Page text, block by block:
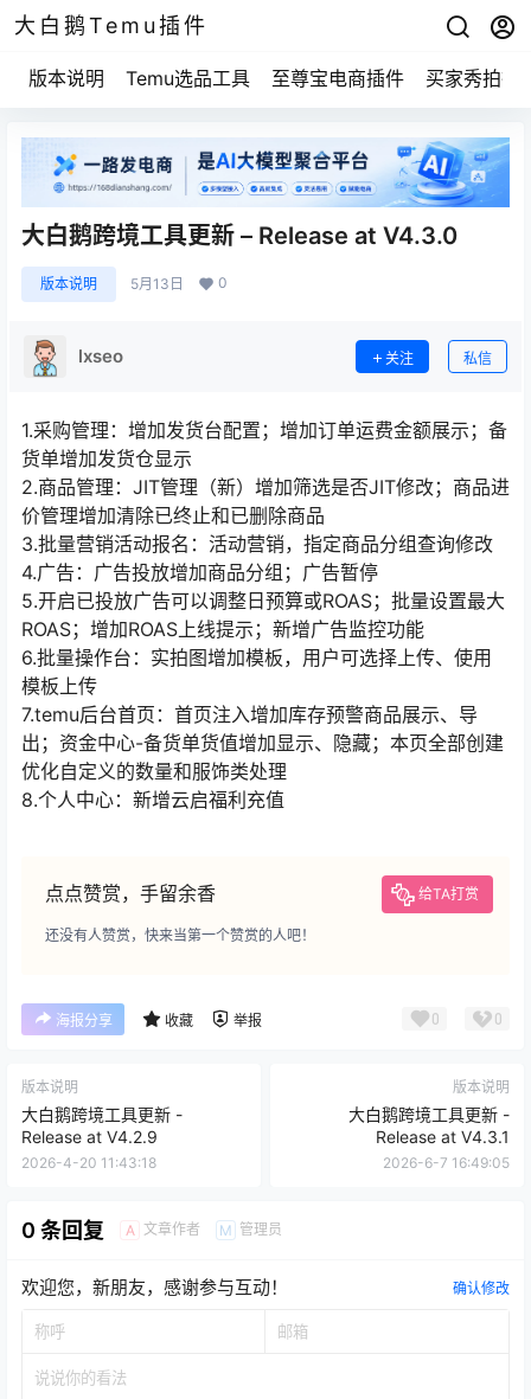
大白鹅Temu插件
版本说明 Temu选品工具 至尊宝电商插件 买家秀拍摄
大白鹅跨境工具更新 – Release at V4.3.0
版本说明 5月13日 0
lxseo 关注 私信
1.采购管理：增加发货台配置；增加订单运费金额展示；备
货单增加发货仓显示
2.商品管理：JIT管理（新）增加筛选是否JIT修改；商品进
价管理增加清除已终止和已删除商品
3.批量营销活动报名：活动营销，指定商品分组查询修改
4.广告：广告投放增加商品分组；广告暂停
5.开启已投放广告可以调整日预算或ROAS；批量设置最大
ROAS；增加ROAS上线提示；新增广告监控功能
6.批量操作台：实拍图增加模板，用户可选择上传、使用
模板上传
7.temu后台首页：首页注入增加库存预警商品展示、导
出；资金中心-备货单货值增加显示、隐藏；本页全部创建
优化自定义的数量和服饰类处理
8.个人中心：新增云启福利充值
点点赞赏，手留余香 给TA打赏
还没有人赞赏，快来当第一个赞赏的人吧！
海报分享 收藏 举报 0 0
版本说明
大白鹅跨境工具更新 -
Release at V4.2.9
2026-4-20 11:43:18
版本说明
大白鹅跨境工具更新 -
Release at V4.3.1
2026-6-7 16:49:05
0 条回复 A 文章作者 M 管理员
欢迎您，新朋友，感谢参与互动！ 确认修改